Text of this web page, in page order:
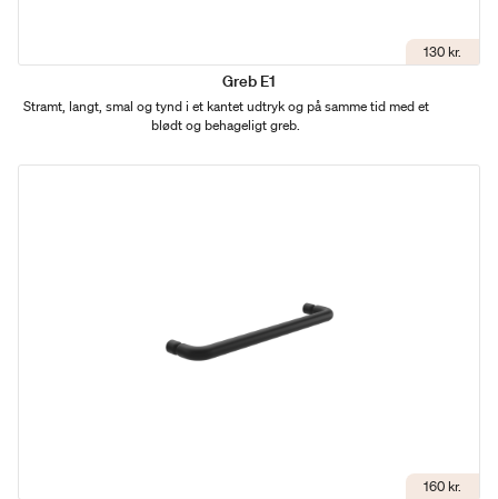
130 kr.
Greb E1
Stramt, langt, smal og tynd i et kantet udtryk og på samme tid med et
blødt og behageligt greb.
160 kr.